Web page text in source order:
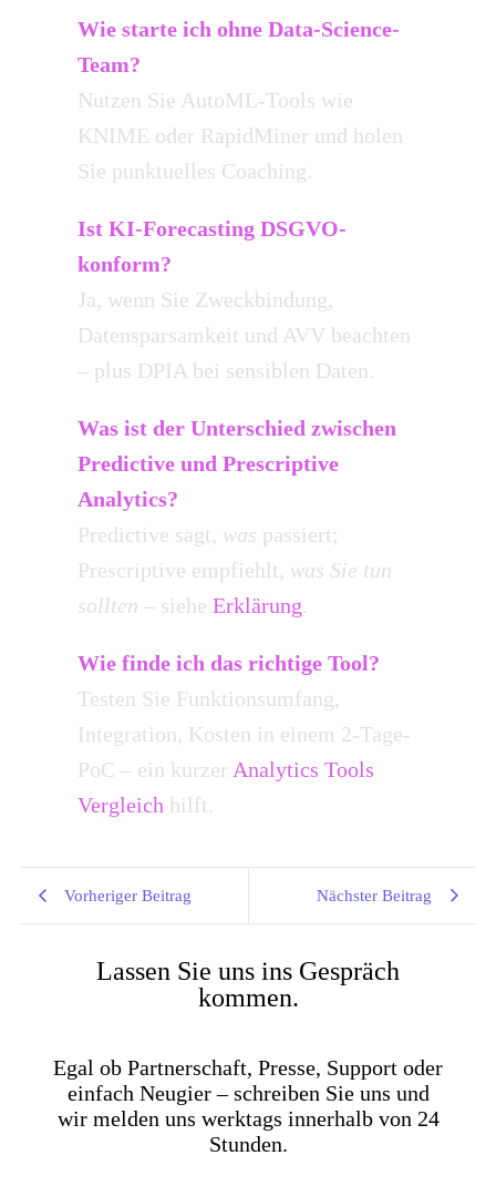
Wie starte ich ohne Data-Science-
Team?
Nutzen Sie AutoML-Tools wie
KNIME oder RapidMiner und holen
Sie punktuelles Coaching.
Ist KI-Forecasting DSGVO-
konform?
Ja, wenn Sie Zweckbindung,
Datensparsamkeit und AVV beachten
– plus DPIA bei sensiblen Daten.
Was ist der Unterschied zwischen
Predictive und Prescriptive
Analytics?
Predictive sagt, was passiert;
Prescriptive empfiehlt, was Sie tun
sollten – siehe Erklärung.
Wie finde ich das richtige Tool?
Testen Sie Funktionsumfang,
Integration, Kosten in einem 2-Tage-
PoC – ein kurzer Analytics Tools
Vergleich hilft.
Vorheriger Beitrag Nächster Beitrag
Lassen Sie uns ins Gespräch
kommen.
Egal ob Partnerschaft, Presse, Support oder
einfach Neugier – schreiben Sie uns und
wir melden uns werktags innerhalb von 24
Stunden.